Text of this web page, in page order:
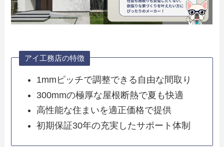
アイ工務店の特徴
1mmピッチで調整できる自由な間取り
300mmの極厚な屋根断熱で夏も快適
高性能な住まいを適正価格で提供
初期保証30年の充実したサポート体制